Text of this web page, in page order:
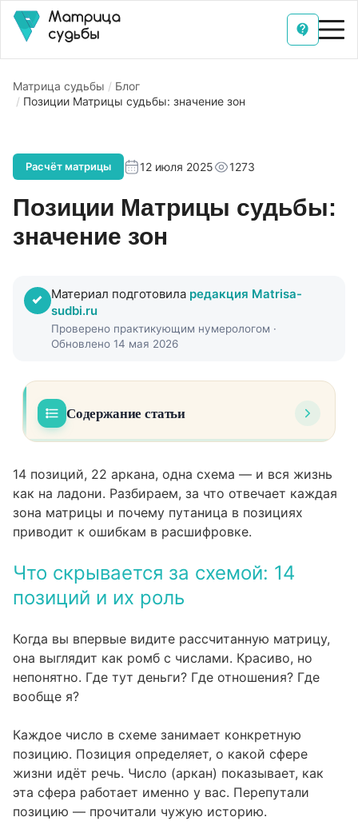
Матрица судьбы
Блог
Позиции Матрицы судьбы: значение зон
Расчёт матрицы 12 июля 2025 1273
Позиции Матрицы судьбы:
значение зон
Материал подготовила редакция Matrisa-
sudbi.ru
Проверено практикующим нумерологом ·
Обновлено 14 мая 2026
Содержание статьи
роль
02
Расшифровка ключевых зон: что за что
отвечает
Верхний центр
Нижний центр
Левый торец
Правый торец
08
Секторы, родовой квадрат и точки,
Четыре сектора
Родовой квадрат
Точка баланса
14 позиций, 22 аркана, одна схема — и вся жизнь
как на ладони. Разбираем, за что отвечает каждая
зона матрицы и почему путаница в позициях
приводит к ошибкам в расшифровке.
Что скрывается за схемой: 14
позиций и их роль
Когда вы впервые видите рассчитанную матрицу,
она выглядит как ромб с числами. Красиво, но
непонятно. Где тут деньги? Где отношения? Где
вообще я?
Каждое число в схеме занимает конкретную
позицию. Позиция определяет, о какой сфере
жизни идёт речь. Число (аркан) показывает, как
эта сфера работает именно у вас. Перепутали
позицию — прочитали чужую историю.